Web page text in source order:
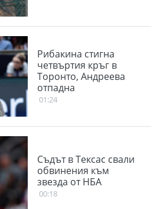
Рибакина стигна
четвъртия кръг в
Торонто, Андреева
отпадна
01:24
Съдът в Тексас свали
обвинения към
звезда от НБА
00:18